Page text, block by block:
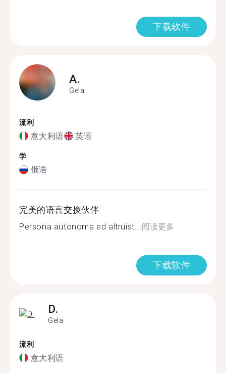
下载软件
A.
Gela
流利
意大利语 英语
学
俄语
完美的语言交换伙伴
Persona autonoma ed altruist...阅读更多
下载软件
D.
Gela
流利
意大利语